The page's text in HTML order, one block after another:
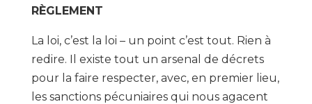
RÈGLEMENT
La loi, c’est la loi – un point c’est tout. Rien à
redire. Il existe tout un arsenal de décrets
pour la faire respecter, avec, en premier lieu,
les sanctions pécuniaires qui nous agacent